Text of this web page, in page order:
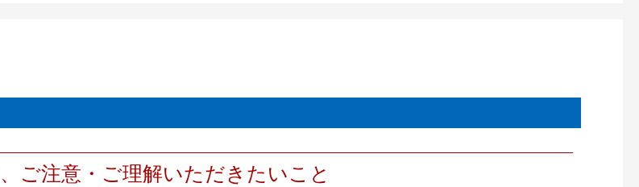
ご注意・ご理解いただきたいこと